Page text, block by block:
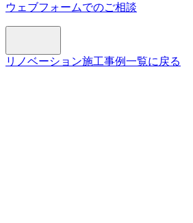
ウェブフォームでのご相談
リノベーション施工事例一覧に戻る